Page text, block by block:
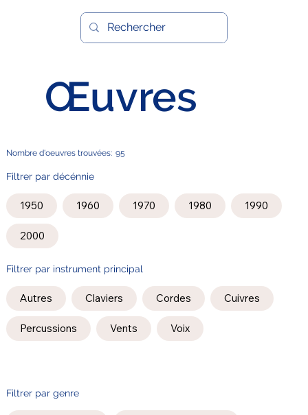
Œuvres
Filtrer par décénnie
1950 1960 1970 1980 1990
2000
Filtrer par instrument principal
Autres Claviers Cordes Cuivres
Percussions Vents Voix
Filtrer par genre
Nombre d'oeuvres trouvées: 95